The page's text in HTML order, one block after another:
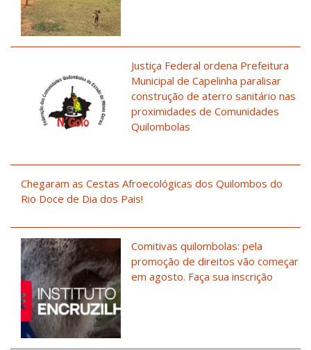
Justiça Federal ordena Prefeitura
Municipal de Capelinha paralisar
construção de aterro sanitário nas
proximidades de Comunidades
Quilombolas
Chegaram as Cestas Afroecológicas dos Quilombos do
Rio Doce de Dia dos Pais!
Comitivas quilombolas: pela
promoção de direitos vão começar
em agosto. Faça sua inscrição